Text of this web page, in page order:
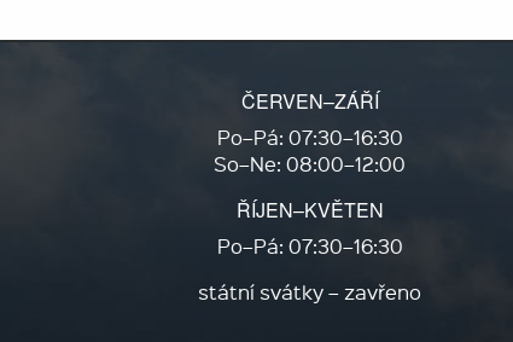
ČERVEN–ZÁŘÍ
Po–Pá: 07:30–16:30
So–Ne: 08:00–12:00
ŘÍJEN–KVĚTEN
Po–Pá: 07:30–16:30
státní svátky – zavřeno